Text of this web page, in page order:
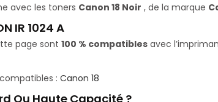
avec les toners Canon 18 Noir , de la marque
IR 1024 A
page sont 100 % compatibles avec
: Canon 18
Ou Haute Capacité ?